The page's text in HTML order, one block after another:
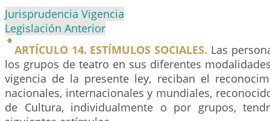
Jurisprudencia Vigencia
Legislación Anterior
ARTÍCULO 14. ESTÍMULOS SOCIALES. Las
los grupos de teatro en sus diferentes
vigencia de la presente ley, reciban el
nacionales, internacionales y mundiales,
de Cultura, individualmente o por grupos,